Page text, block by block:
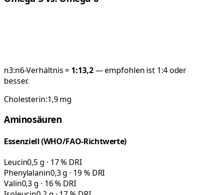
n3:n6-Verhältnis = 1:13,2— empfohlen ist 1:4 oder
besser.
Cholesterin:1,9mg
Aminosäuren
Essenziell (WHO/FAO-Richtwerte)
Leucin0,5 g · 17 % DRI
Phenylalanin0,3 g · 19 % DRI
Valin0,3 g · 16 % DRI